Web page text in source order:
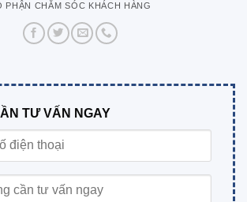
PHẬN CHĂM SÓC KHÁCH HÀNG
TƯ VẤN NGAY